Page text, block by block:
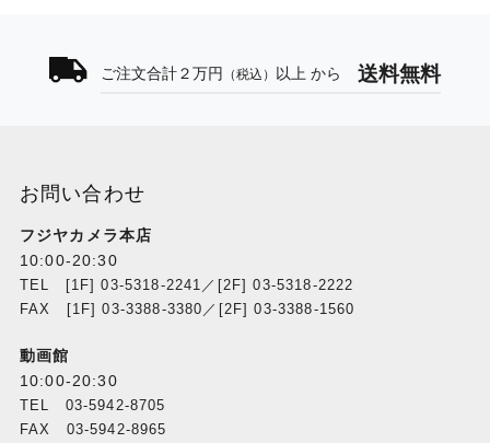
ご注文合計２万円 （税込） 以上 から 送料無料
お問い合わせ
フジヤカメラ本店
10:00-20:30
TEL [1F] 03-5318-2241／[2F] 03-5318-2222
FAX [1F] 03-3388-3380／[2F] 03-3388-1560
動画館
10:00-20:30
TEL 03-5942-8705
FAX 03-5942-8965